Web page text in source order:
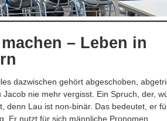
– Leben in
dazwischen gehört abgeschoben,
nie mehr vergisst. Ein Spruch, der,
denn Lau ist non-binär. Das bedeutet, er
Er nutzt für sich männliche Pronomen.